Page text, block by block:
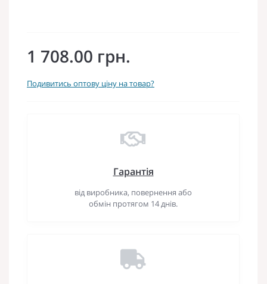
1 708.00 грн.
Подивитись оптову ціну на товар?
Гарантія
від виробника, повернення або
обмін протягом 14 днів.